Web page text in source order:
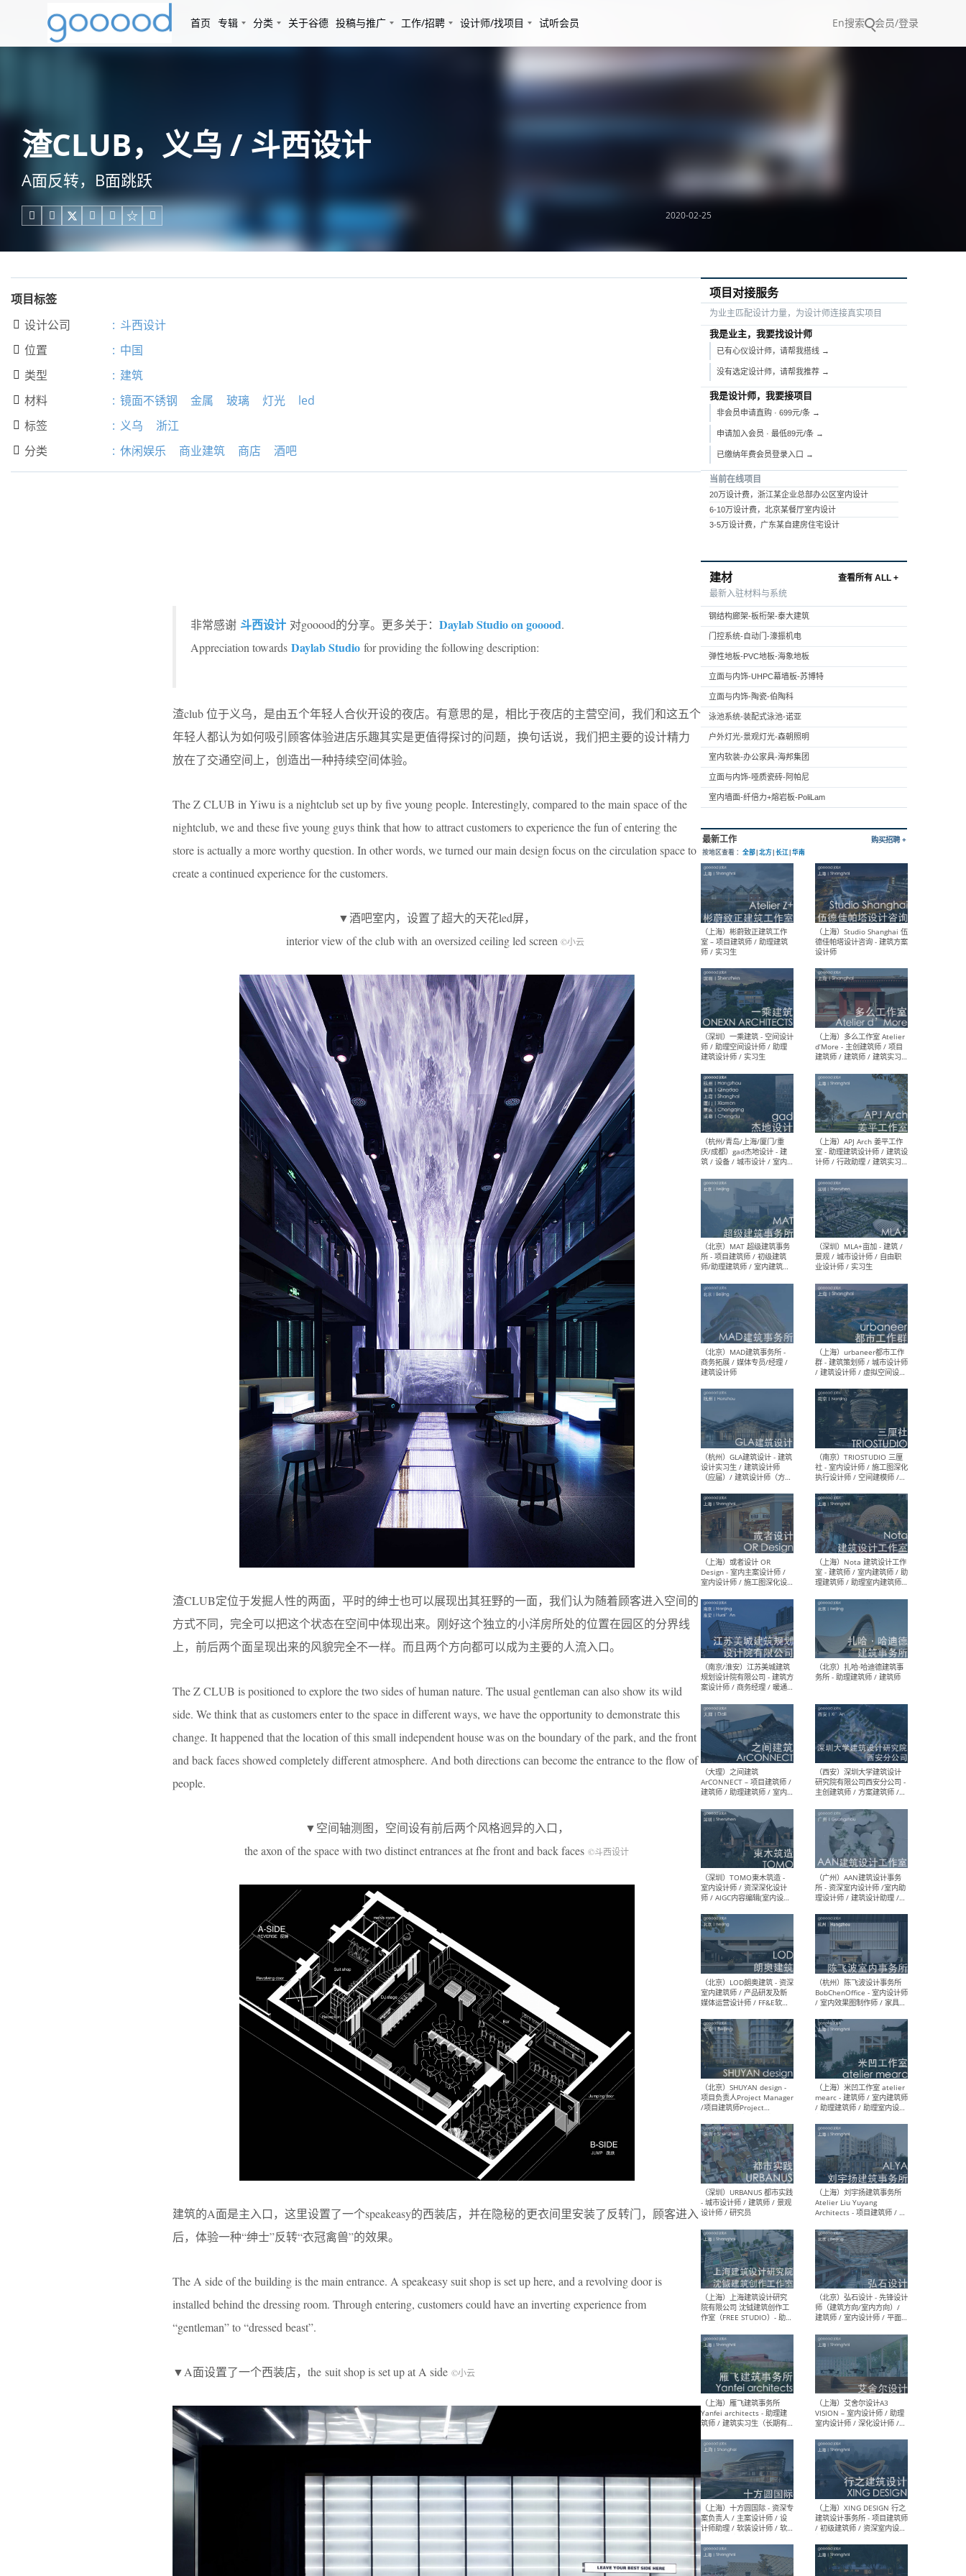
首页 专辑 分类 关于谷德 投稿与推广 工作/招聘 设计师/找项目 试听会员 En搜索 会员/登录
渣CLUB，义乌 / 斗西设计
A面反转，B面跳跃
     2020-02-25
项目标签
 设计公司 : 斗西设计
 位置 : 中国
 类型 : 建筑
 材料 : 镜面不锈钢 金属 玻璃 灯光 led
 标签 : 义乌 浙江
 分类 : 休闲娱乐 商业建筑 商店 酒吧
非常感谢 斗西设计 对gooood的分享。更多关于： Daylab Studio on gooood.
Appreciation towards Daylab Studio for providing the following description:
渣club 位于义乌，是由五个年轻人合伙开设的夜店。有意思的是，相比于夜店的主营空间，我们和这五个
年轻人都认为如何吸引顾客体验进店乐趣其实是更值得探讨的问题，换句话说，我们把主要的设计精力
放在了交通空间上，创造出一种持续空间体验。
The Z CLUB in Yiwu is a nightclub set up by five young people. Interestingly, compared to the main space of the
nightclub, we and these five young guys think that how to attract customers to experience the fun of entering the
store is actually a more worthy question. In other words, we turned our main design focus on the circulation space to
create a continued experience for the customers.
▼酒吧室内，设置了超大的天花led屏，
interior view of the club with an oversized ceiling led screen ©小云
渣CLUB定位于发掘人性的两面，平时的绅士也可以展现出其狂野的一面，我们认为随着顾客进入空间的
方式不同，完全可以把这个状态在空间中体现出来。刚好这个独立的小洋房所处的位置在园区的分界线
上，前后两个面呈现出来的风貌完全不一样。而且两个方向都可以成为主要的人流入口。
The Z CLUB is positioned to explore the two sides of human nature. The usual gentleman can also show its wild
side. We think that as customers enter to the space in different ways, we have the opportunity to demonstrate this
change. It happened that the location of this small independent house was on the boundary of the park, and the front
and back faces showed completely different atmosphere. And both directions can become the entrance to the flow of
people.
▼空间轴测图，空间设有前后两个风格迥异的入口，
the axon of the space with two distinct entrances at fhe front and back faces ©斗西设计
建筑的A面是主入口，这里设置了一个speakeasy的西装店，并在隐秘的更衣间里安装了反转门，顾客进入
后，体验一种“绅士”反转“衣冠禽兽”的效果。
The A side of the building is the main entrance. A speakeasy suit shop is set up here, and a revolving door is
installed behind the dressing room. Through entering, customers could have an inverting experience from
“gentleman” to “dressed beast”.
▼A面设置了一个西装店，the suit shop is set up at A side ©小云
项目对接服务
为业主匹配设计力量，为设计师连接真实项目
我是业主，我要找设计师
已有心仪设计师，请帮我搭线 →
没有选定设计师，请帮我推荐 →
我是设计师，我要接项目
非会员申请直购 · 699元/条 →
申请加入会员 · 最低89元/条 →
已缴纳年费会员登录入口 →
当前在线项目
20万设计费，浙江某企业总部办公区室内设计
6-10万设计费，北京某餐厅室内设计
3-5万设计费，广东某自建房住宅设计
建材
查看所有 ALL +
最新入驻材料与系统
钢结构廊架-板桁架-泰大建筑
门控系统-自动门-濠振机电
弹性地板-PVC地板-海象地板
立面与内饰-UHPC幕墙板-苏博特
立面与内饰-陶瓷-伯陶科
泳池系统-装配式泳池-诺亚
户外灯光-景观灯光-森朝照明
室内软装-办公家具-海邦集团
立面与内饰-哑质瓷砖-阿帕尼
室内墙面-纤倍力+熔岩板-PoliLam
最新工作
按地区查看 ：全部|北方|长江
（上海）彬蔚致正建筑工作
室 – 项目建筑师 / 助理建筑
师 / 实习生
（深圳）一乘建筑 - 空间设计
师 / 助理空间设计师 / 助理
建筑设计师 / 实习生
（杭州/青岛/上海/厦门/重
庆/成都）gad杰地设计 - 建
筑 / 设备 / 城市设计 / 室内 /
幕墙 / BIM / 成本 / 工程 / 运
营 / 品牌 / 观点views / 实习
等
（北京）MAT 超级建筑事务
所 - 项目建筑师 / 初级建筑
师/助理建筑师 / 室内建筑师
/ 实习生
（北京）MAD建筑事务所 -
商务拓展 / 媒体专员/经理 /
设计实习生 / 建筑设计师
（应届）/ 建筑设计师（方案
设计）/ 建筑设计师（施工
图）/ 结构设计师 / 给排水设
计师
（上海）或者设计 OR
Design - 室内主案设计师 /
室内设计师 / 施工图深化设
计师 / 室内设计助理 / 新媒
体运营
（南京/淮安）江苏美城建筑
规划设计院有限公司 - 建筑方
案设计师 / 商务经理 / 暖通
设计师 / 造价工程师
（大理）之间建筑
ArCONNECT – 项目建筑师 /
建筑师 / 助理建筑师 / 室内
设计师 / 实习生
（深圳）TOMO東木筑造 -
室内设计师 / 资深深化设计
师 / AIGC内容编辑(室内设计
方向) / 照明设计师 / 软装设
计师
（北京）LOD朗奥建筑 - 资深
室内建筑师 / 产品研发及新
设计师 / 深化设计师 / 实习
（北京）SHUYAN design -
项目负责人Project Manager
/项目建筑师Project
Architect / 助理建筑师
Assistant Architect / 创始
人助理Founder's Assistant
/ 实习生Intern
（深圳）URBANUS 都市实践
- 城市设计师 / 建筑师 / 景观
设计师 / 研究员